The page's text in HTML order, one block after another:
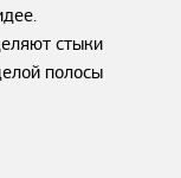
стыки
полосы